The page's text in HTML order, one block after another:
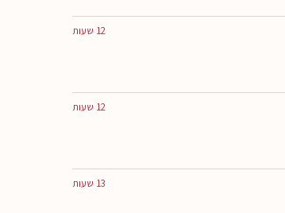
12 שעות
12 שעות
13 שעות